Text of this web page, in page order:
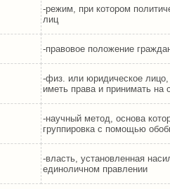
-режим, при котором
лиц
-правовое положение
-физ. или юридическое
иметь права и принимать
-научный метод, основа
группировка с помощью
-власть, установленная
единоличном правлении